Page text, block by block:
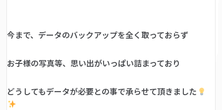
今まで、データのバックアップを全く取っておらず
お子様の写真等、思い出がいっぱい詰まっており
どうしてもデータが必要との事で承らせて頂きました